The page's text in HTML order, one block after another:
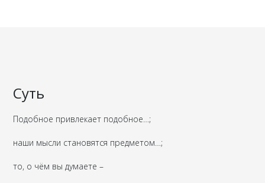
Суть
Подобное привлекает подобное…;
наши мысли становятся предметом…;
то, о чём вы думаете –